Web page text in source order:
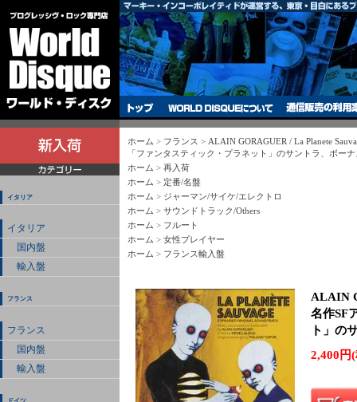
イタリア
イタリア
国内盤
輸入盤
フランス
フランス
国内盤
輸入盤
ドイツ
ホーム > フランス > ALAIN GORAGUER / La Planete
「ファンタスティック・プラネット」のサントラ、ボー
ホーム > 再入荷
ホーム > 定番/名盤
ホーム > ジャーマン/サイケ/エレクトロ
ホーム > サウンドトラック/Others
ホーム > フルート
ホーム > 女性プレイヤー
ホーム > フランス輸入盤
ALAIN
名作SF
ト」の
2,400円